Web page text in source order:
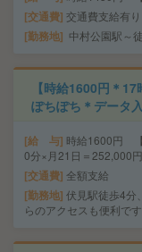
交通費 交通費支給有り
勤務地 中村公園駅～
【時給1600円＊
ぽちぽち＊データ
給 与 時給1600円
0分×月21日＝252,000円
交通費 全額支給
勤務地 伏見駅徒歩4
らのアクセスも便利です